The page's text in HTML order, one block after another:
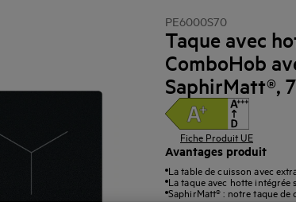
PE6000S70
Taque avec
ComboHob
SaphirMatt®,
Fiche Produit UE
Avantages produit
La table de cuisson avec
La taque avec hotte
SaphirMatt® : notre taque de